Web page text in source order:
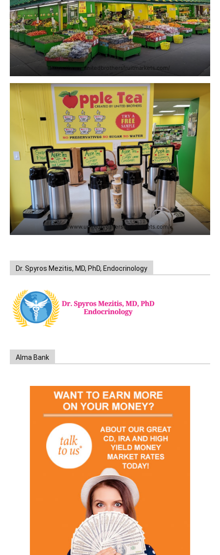
https://www.unitedbrothersfruitmarkets.com/
https://www.unitedbrothersfruitmarkets.com/
Dr. Spyros Mezitis, MD, PhD, Endocrinology
Alma Bank